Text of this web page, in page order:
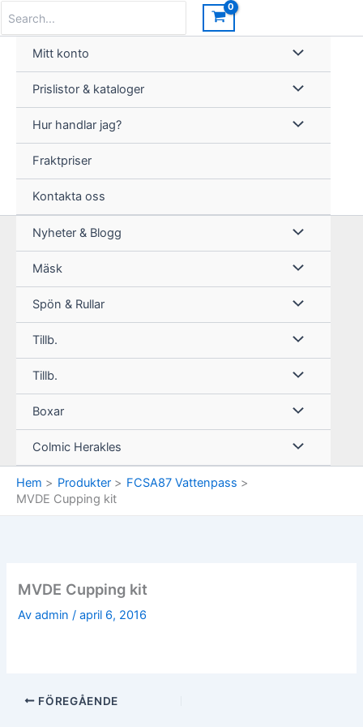
innehåll
for:
Mitt konto
Prislistor & kataloger
Hur handlar jag?
Fraktpriser
Kontakta oss
Nyheter & Blogg
Mäsk
Spön & Rullar
Tillb.
Tillb.
Boxar
Colmic Herakles
Hem Produkter
FCSA87 Vattenpass
MVDE Cupping kit
MVDE Cupping kit
Avadmin/april 6, 2016
FÖREGÅENDE